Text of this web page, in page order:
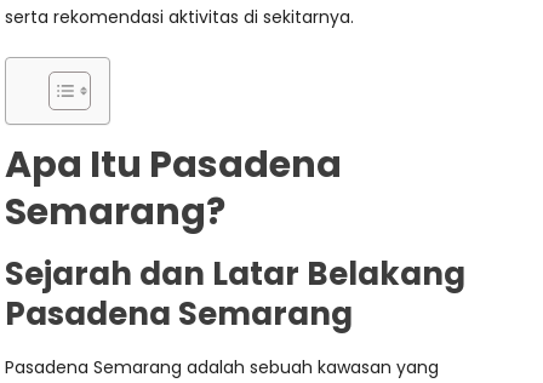
serta rekomendasi aktivitas di sekitarnya.
Apa Itu Pasadena
Semarang?
Sejarah dan Latar Belakang
Pasadena Semarang
Pasadena Semarang adalah sebuah kawasan yang